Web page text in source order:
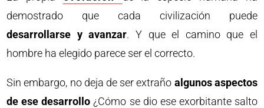
demostrado que cada civilización puede
desarrollarse y avanzar. Y que el camino que el
hombre ha elegido parece ser el correcto.
Sin embargo, no deja de ser extraño algunos aspectos
de ese desarrollo ¿Cómo se dio ese exorbitante salto